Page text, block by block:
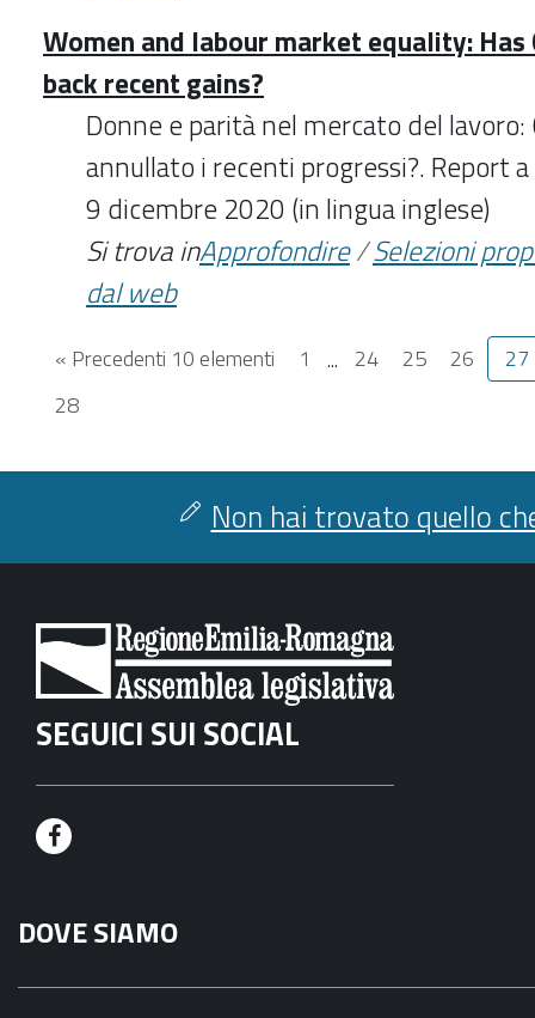
Women and labour market equality: Has
back recent gains?
Donne e parità nel mercato del lavoro:
annullato i recenti progressi?. Report
9 dicembre 2020 (in lingua inglese)
Si trova inApprofondire/Selezioni
dal web
« Precedenti 10 elementi 1 ... 24 25 26
27
28
Non hai trovato quello
SEGUICI SUI SOCIAL
F
c
e
DOVE SIAMO